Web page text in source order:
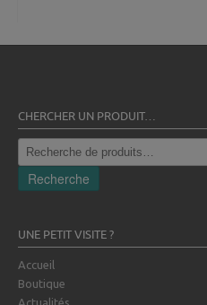
CHERCHER UN PRODUIT…
Recherche
pour :
Recherche
UNE PETIT VISITE ?
Accueil
Boutique
Actualités